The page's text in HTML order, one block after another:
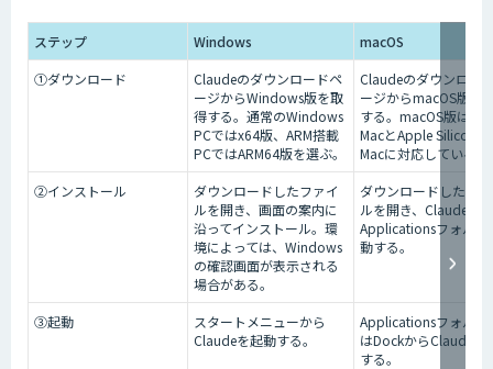
ステップ Windows
macOS
①ダウンロード
Claudeのダウンロードペ
ージからWindows版を取
得する。通常のWindows
PCではx64版、ARM搭載
PCではARM64版を選ぶ。
Claudeのダウンロー
ージからmacOS版を
する。macOS版は
MacとApple Silicon搭
Macに対応している。
②インストール
ダウンロードしたファイ
ルを開き、画面の案内に
沿ってインストール。環
境によっては、Windows
の確認画面が表示される
場合がある。
ダウンロードしたフ
ルを開き、Claudeを
Applicationsフォルダ
動する。
③起動
スタートメニューから
Claudeを起動する。
Applicationsフォルダ
はDockからClaudeを
する。